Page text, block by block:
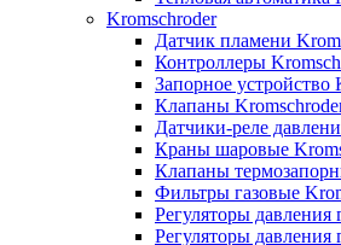
Kromschroder
Датчик пламени
Контроллеры
Запорное
Клапаны
Датчики-реле
Краны шаровые
Клапаны
Фильтры газовые
Регуляторы давления
Регуляторы давления